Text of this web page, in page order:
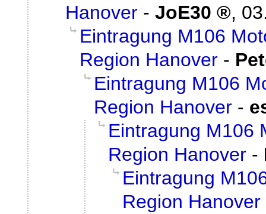
Hanover - JoE30 ,
Eintragung M106
Region Hanover -
Eintragung M106
Region Hanover -
Eintragung M106
Region Hanover -
Eintragung
Region Hanover